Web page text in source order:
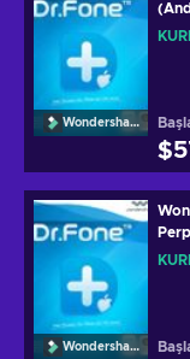
Wondershare
Wondershare